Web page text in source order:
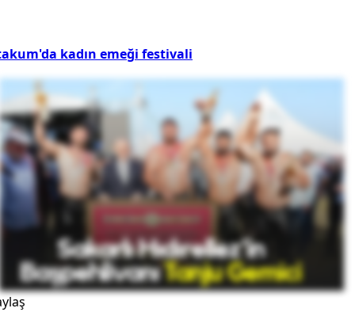
kadın emeği festivali